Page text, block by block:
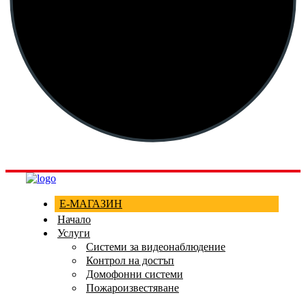
Е-МАГАЗИН
Начало
Услуги
Системи за видеонаблюдение
Контрол на достъп
Домофонни системи
Пожароизвестяване